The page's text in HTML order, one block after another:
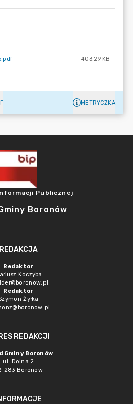
403.29 KB
METRYCZKA
Publicznej
Boronów
REDAKCJA
Redaktor
Koczyba
Redaktor
Żyłka
REDAKCJI
Gminy Boronów
ul. Dolna 2
283 Boronów